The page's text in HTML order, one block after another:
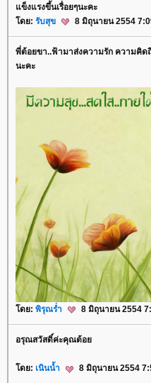
ข็งแรงขึ้นเรื่อยๆนะคะ
ดย: รับสุข 8 มิถุนายน 2554
พี่ต้อยขา..ฟ้ามาส่งความรัก ความคิด
นะคะ
ดย: พิรุณร่ำ 8 มิถุนายน 2554
อรุณสวัสดิ์ค่ะคุณต้อ
ดย: เนินน้ำ 8 มิถุนายน 2554